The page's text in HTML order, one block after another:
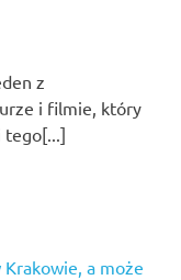
z
i filmie, który
tego[...]
a może